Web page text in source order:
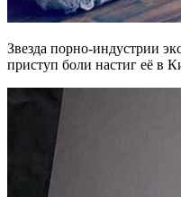
Звезда порно-индустрии
приступ боли настиг её в